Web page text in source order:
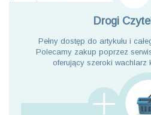
Drogi
Pełny dostęp do artykułu i
Polecamy zakup poprzez
oferujący szeroki wachlarz